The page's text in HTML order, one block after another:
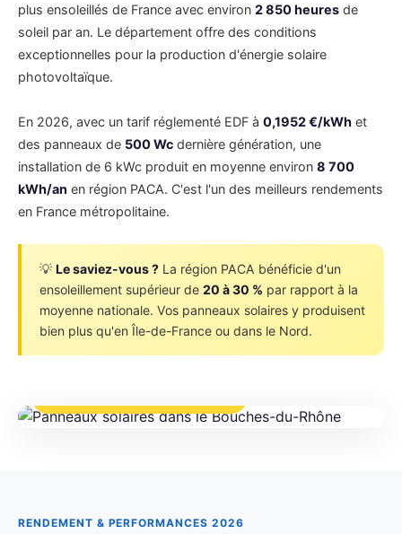
plus ensoleillés de France avec environ 2 850 heures de
soleil par an. Le département offre des conditions
exceptionnelles pour la production d'énergie solaire
photovoltaïque.
En 2026, avec un tarif réglementé EDF à 0,1952 €/kWh et
des panneaux de 500 Wc dernière génération, une
installation de 6 kWc produit en moyenne environ 8 700
kWh/an en région PACA. C'est l'un des meilleurs rendements
en France métropolitaine.
💡 Le saviez-vous ? La région PACA bénéficie d'un
ensoleillement supérieur de 20 à 30 % par rapport à la
moyenne nationale. Vos panneaux solaires y produisent
bien plus qu'en Île-de-France ou dans le Nord.
RENDEMENT & PERFORMANCES 2026